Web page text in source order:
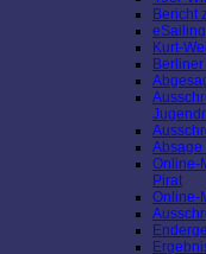
Bericht
Kurt-
Absage
Online-
Pirat
Online-